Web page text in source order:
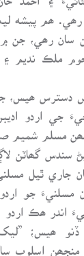
رھي. ھم پيشه
سان رھي، جن ۾
ملڪ نديم ۽
دسترس ھيس،
جي اردو
مسلم شميم
سندس گھاٽن
جاري ٿيل
مسلنيءَ جو
اندر ھڪ اردو
ڏنو ھيس؛
منجھن اسلوب